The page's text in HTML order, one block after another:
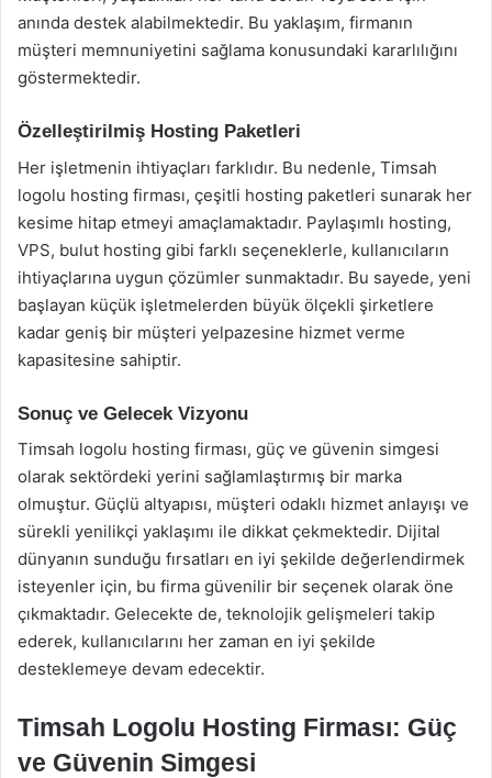
anında destek alabilmektedir. Bu yaklaşım, firmanın
müşteri memnuniyetini sağlama konusundaki kararlılığını
göstermektedir.
Özelleştirilmiş Hosting Paketleri
Her işletmenin ihtiyaçları farklıdır. Bu nedenle, Timsah
logolu hosting firması, çeşitli hosting paketleri sunarak her
kesime hitap etmeyi amaçlamaktadır. Paylaşımlı hosting,
VPS, bulut hosting gibi farklı seçeneklerle, kullanıcıların
ihtiyaçlarına uygun çözümler sunmaktadır. Bu sayede, yeni
başlayan küçük işletmelerden büyük ölçekli şirketlere
kadar geniş bir müşteri yelpazesine hizmet verme
kapasitesine sahiptir.
Sonuç ve Gelecek Vizyonu
Timsah logolu hosting firması, güç ve güvenin simgesi
olarak sektördeki yerini sağlamlaştırmış bir marka
olmuştur. Güçlü altyapısı, müşteri odaklı hizmet anlayışı ve
sürekli yenilikçi yaklaşımı ile dikkat çekmektedir. Dijital
dünyanın sunduğu fırsatları en iyi şekilde değerlendirmek
isteyenler için, bu firma güvenilir bir seçenek olarak öne
çıkmaktadır. Gelecekte de, teknolojik gelişmeleri takip
ederek, kullanıcılarını her zaman en iyi şekilde
desteklemeye devam edecektir.
Timsah Logolu Hosting Firması: Güç
ve Güvenin Simgesi